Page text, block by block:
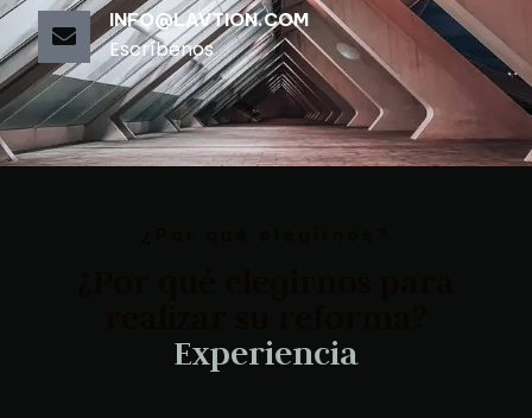
INFO@LAVTION.COM
Escríbenos
eriales de cal